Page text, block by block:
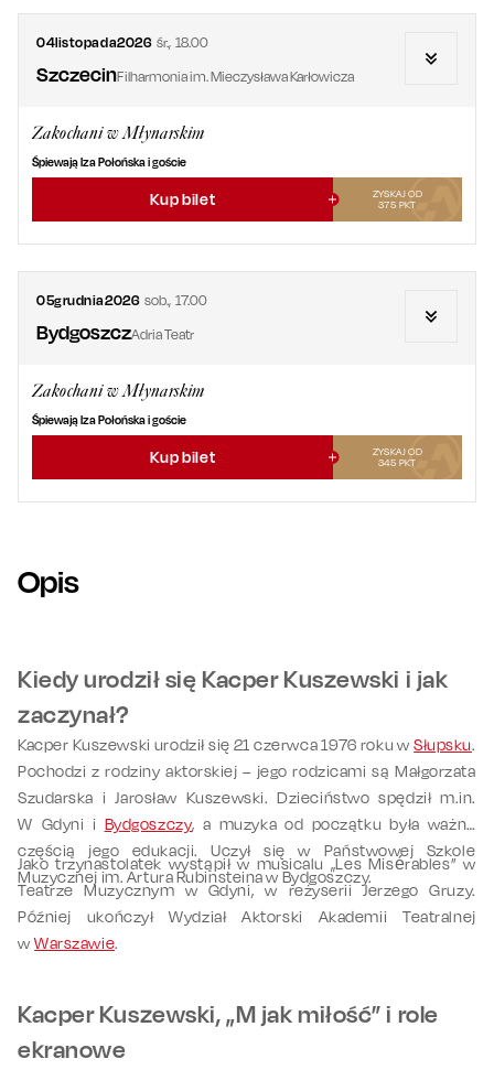
04listopada2026 śr.,18.00
SzczecinFilharmonia im. Mieczysława Karłowicza
Zakochani w Młynarskim
Śpiewają Iza Połońska i goście
Kup bilet
ZYSKAJ OD
375 PKT
05grudnia2026 sob.,17.00
BydgoszczAdria Teatr
Zakochani w Młynarskim
Śpiewają Iza Połońska i goście
Kup bilet
ZYSKAJ OD
345 PKT
Opis
Kiedy urodził się Kacper Kuszewski i jak
zaczynał?
Kacper Kuszewski urodził się 21 czerwca 1976 roku wSłupsku.
Pochodzi z rodziny aktorskiej – jego rodzicami są Małgorzata
Szudarska i Jarosław Kuszewski. Dzieciństwo spędził m.in.
W Gdyni i Bydgoszczy, a muzyka od początku była ważną
częścią jego edukacji. Uczył się w Państwowej Szkole
Muzycznej im. Artura Rubinsteina w Bydgoszczy.
Jako trzynastolatek wystąpił w musicalu „Les Misérables” w
Teatrze Muzycznym w Gdyni, w reżyserii Jerzego Gruzy.
Później ukończył Wydział Aktorski Akademii Teatralnej
wWarszawie.
Kacper Kuszewski, „M jak miłość” i role
ekranowe